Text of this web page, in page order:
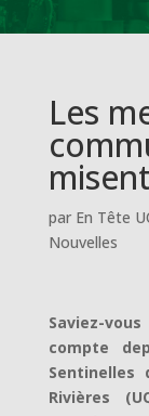
Les
par En Tête
Nouvelles
Saviez-
compte
Sentinelles
Rivières